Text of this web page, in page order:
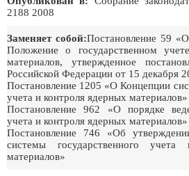
2188 2008
Заменяет собой:Постановление 59
Положение о государственном
материалов, утвержденное
Российской Федерации от 15 декабря
Постановление 1205 «О Концепции
учета и контроля ядерных материалов»
Постановление 962 «О порядке
учета и контроля ядерных материалов»
Постановление 746 «Об
системы государственного
материалов»